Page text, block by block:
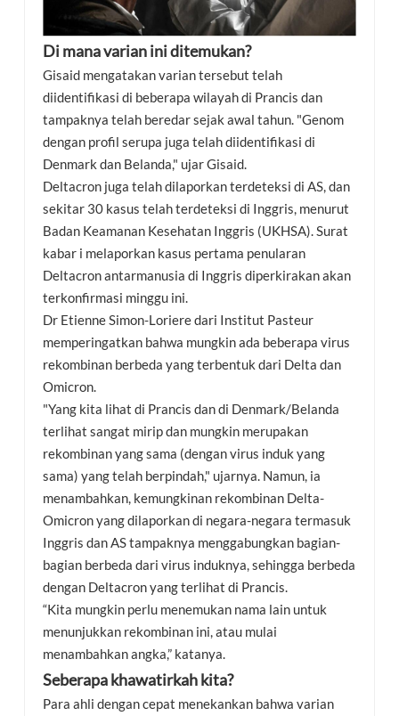
Di mana varian ini ditemukan?
Gisaid mengatakan varian tersebut telah
diidentifikasi di beberapa wilayah di Prancis dan
tampaknya telah beredar sejak awal tahun. "Genom
dengan profil serupa juga telah diidentifikasi di
Denmark dan Belanda," ujar Gisaid.
Deltacron juga telah dilaporkan terdeteksi di AS, dan
sekitar 30 kasus telah terdeteksi di Inggris, menurut
Badan Keamanan Kesehatan Inggris (UKHSA). Surat
kabar i melaporkan kasus pertama penularan
Deltacron antarmanusia di Inggris diperkirakan akan
terkonfirmasi minggu ini.
Dr Etienne Simon-Loriere dari Institut Pasteur
memperingatkan bahwa mungkin ada beberapa virus
rekombinan berbeda yang terbentuk dari Delta dan
Omicron.
"Yang kita lihat di Prancis dan di Denmark/Belanda
terlihat sangat mirip dan mungkin merupakan
rekombinan yang sama (dengan virus induk yang
sama) yang telah berpindah," ujarnya. Namun, ia
menambahkan, kemungkinan rekombinan Delta-
Omicron yang dilaporkan di negara-negara termasuk
Inggris dan AS tampaknya menggabungkan bagian-
bagian berbeda dari virus induknya, sehingga berbeda
dengan Deltacron yang terlihat di Prancis.
“Kita mungkin perlu menemukan nama lain untuk
menunjukkan rekombinan ini, atau mulai
menambahkan angka,” katanya.
Seberapa khawatirkah kita?
Para ahli dengan cepat menekankan bahwa varian